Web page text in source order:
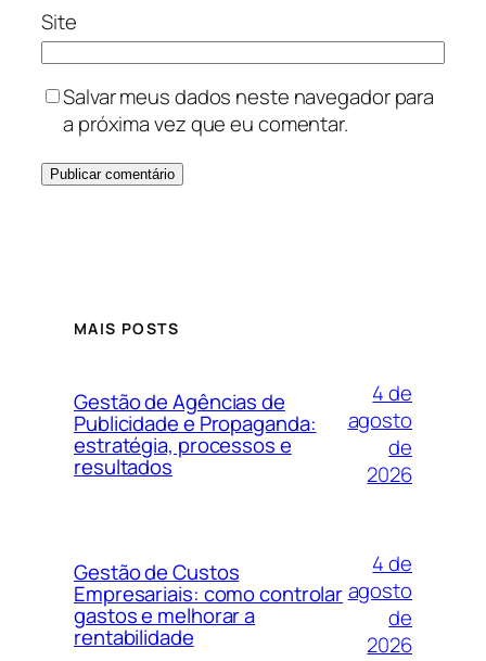
Site
Salvar meus dados neste navegador para
a próxima vez que eu comentar.
MAIS POSTS
Gestão de Agências de
Publicidade e Propaganda:
estratégia, processos e
resultados
4 de
agosto
de
2026
Gestão de Custos
Empresariais: como controlar
gastos e melhorar a
rentabilidade
4 de
agosto
de
2026